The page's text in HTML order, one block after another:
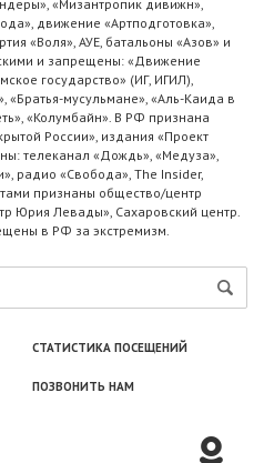
«Мизантропик дивижн»,
движение «Артподготовка»,
«Воля», АУЕ, батальоны «Азов» и
и запрещены: «Движение
государство» (ИГ, ИГИЛ),
мусульмане», «Аль-Каида в
«Колумбайн». В РФ признана
России», издания «Проект
телеканал «Дождь», «Медуза»,
радио «Свобода», The Insider,
признаны общество/центр
Юрия Левады», Сахаровский центр.
в РФ за экстремизм.
СТАТИСТИКА ПОСЕЩЕНИЙ
ПОЗВОНИТЬ НАМ